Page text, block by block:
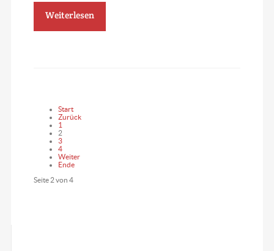
Weiterlesen
Start
Zurück
1
2
3
4
Weiter
Ende
Seite 2 von 4